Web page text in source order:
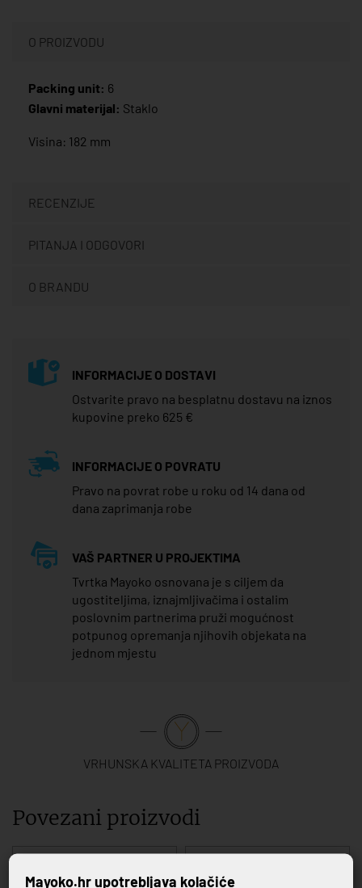
O PROIZVODU
Packing unit: 6
Glavni materijal: Staklo
Visina: 182 mm
RECENZIJE
PITANJA I ODGOVORI
O BRANDU
INFORMACIJE O DOSTAVI
Ostvarite pravo na besplatnu dostavu na iznos
kupovine preko 625 €
INFORMACIJE O POVRATU
Pravo na povrat robe u roku od 14 dana od
dana zaprimanja robe
VAŠ PARTNER U PROJEKTIMA
Tvrtka Mayoko osnovana je s ciljem da
ugostiteljima, iznajmljivačima i ostalim
poslovnim partnerima pruži mogućnost
potpunog opremanja njihovih objekata na
jednom mjestu
VRHUNSKA KVALITETA PROIZVODA
Povezani proizvodi
Mayoko.hr upotrebljava kolačiće